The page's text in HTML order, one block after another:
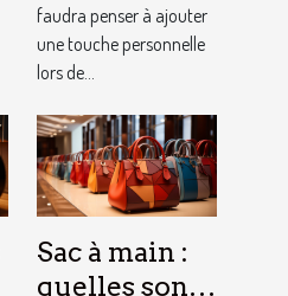
faudra penser à ajouter
une touche personnelle
lors de...
Sac à main :
quelles sont